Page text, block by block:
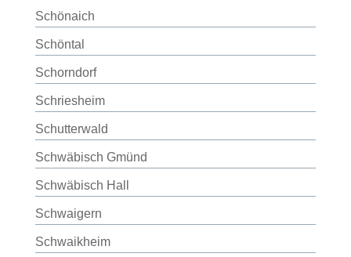
Schönaich
Schöntal
Schorndorf
Schriesheim
Schutterwald
Schwäbisch Gmünd
Schwäbisch Hall
Schwaigern
Schwaikheim